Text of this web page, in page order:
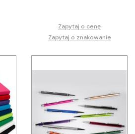
Zapytaj o cenę
Zapytaj o znakowanie